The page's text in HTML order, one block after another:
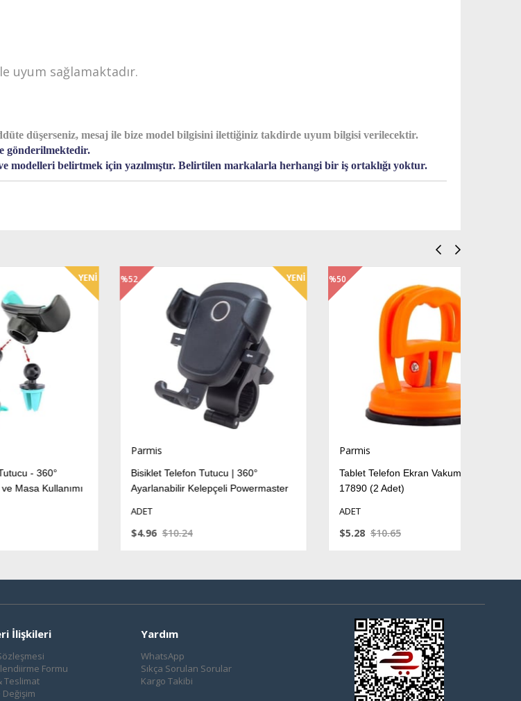
uyum sağlamaktadır.
düşerseniz, mesaj ile bize model bilgisini ilettiğiniz takdirde uyum bilgisi verilecektir.
gönderilmektedir.
belirtmek için yazılmıştır. Belirtilen markalarla herhangi bir iş ortaklığı yoktur.
360°
Kullanımı
Bisiklet Telefon Tutucu | 360°
Ayarlanabilir Kelepçeli Powermaster
$10.24
%52
Tablet Telefon Ekran Vakum Seti PM-
17890 (2 Adet)
$10.65
%50
İlişkileri
Formu
Teslimat
Yardım
WhatsApp
Sıkça Sorulan Sorular
Kargo Takibi